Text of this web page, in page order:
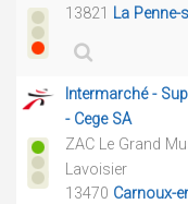
13821 La Penne-
Intermarché -
- Cege SA
ZAC Le Grand
Lavoisier
13470 Carnoux-